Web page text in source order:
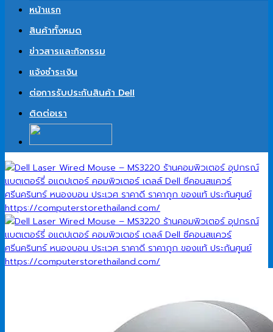
หน้าแรก
สินค้าทั้งหมด
ข่าวสารและกิจกรรม
แจ้งชำระเงิน
ต่อการรับประกันสินค้า Dell
ติดต่อเรา